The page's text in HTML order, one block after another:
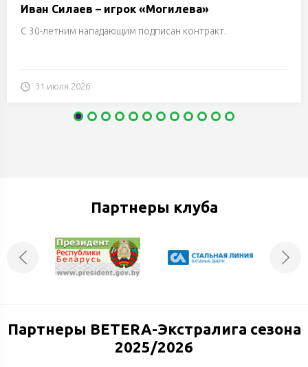
Иван Силаев – игрок «Могилева»
С 30-летним нападающим подписан контракт.
31 июля 2026
Партнеры клуба
Партнеры BETERA-Экстралига сезона
2025/2026